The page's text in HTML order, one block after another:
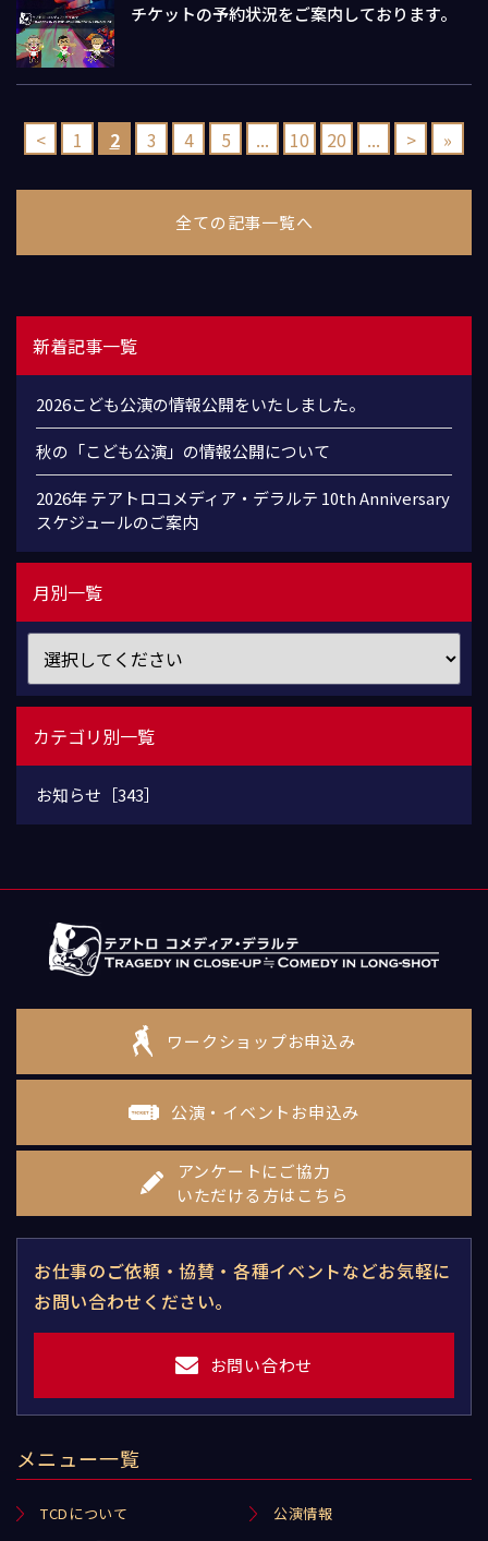
チケットの予約状況をご案内しております。
< 1 2 3 4 5 ... 10 20 ... > »
全ての記事一覧へ
新着記事一覧
2026こども公演の情報公開をいたしました。
秋の「こども公演」の情報公開について
2026年 テアトロコメディア・デラルテ 10th Anniversary
スケジュールのご案内
月別一覧
カテゴリ別一覧
お知らせ［343］
ワークショップお申込み
公演・イベントお申込み
アンケートにご協力
いただける方はこちら
お仕事のご依頼・協賛・各種イベントなどお気軽に
お問い合わせください。
お問い合わせ
メニュー一覧
TCDについて
公演情報